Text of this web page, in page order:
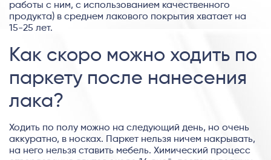
работы с ним, с использованием качественного
продукта) в среднем лакового покрытия хватает на
15-25 лет.
Как скоро можно ходить по
паркету после нанесения
лака?
Ходить по полу можно на следующий день, но очень
аккуратно, в носках. Паркет нельзя ничем накрывать,
на него нельзя ставить мебель. Химический процесс